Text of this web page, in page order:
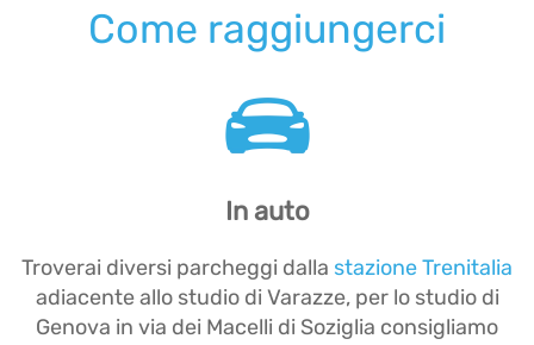
Come raggiungerci
In auto
Troverai diversi parcheggi dalla stazione Trenitalia
adiacente allo studio di Varazze, per lo studio di
Genova in via dei Macelli di Soziglia consigliamo